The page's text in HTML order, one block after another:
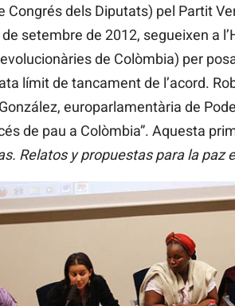
Congrés dels Diputats) pel Partit
setembre de 2012, segueixen a
de Colòmbia) per
límit de tancament de l’acord.
europarlamentària de
de pau a Colòmbia”. Aquesta
Relatos y propuestas para la paz